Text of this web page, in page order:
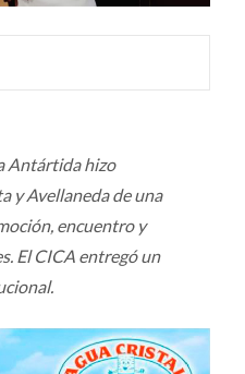
Antártida hizo
y Avellaneda de una
encuentro y
El CICA entregó un